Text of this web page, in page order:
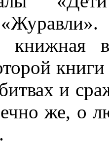
книжная
и
же, о